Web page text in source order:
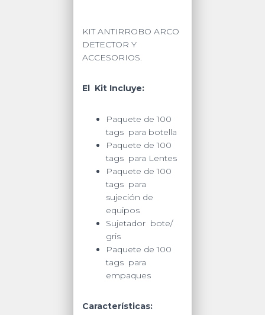
KIT ANTIRROBO ARCO
DETECTOR Y
ACCESORIOS.
El Kit Incluye:
Paquete de 100
tags para botella
Paquete de 100
tags para Lentes
Paquete de 100
tags para
sujeción de
equipos
Sujetador bote/
gris
Paquete de 100
tags para
empaques
Características: